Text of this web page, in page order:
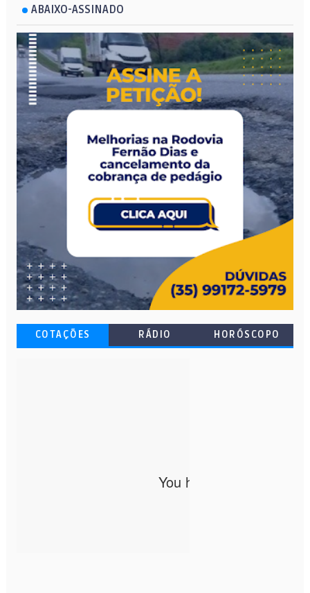
ABAIXO-ASSINADO
COTAÇÕES RÁDIO HORÓSCOPO